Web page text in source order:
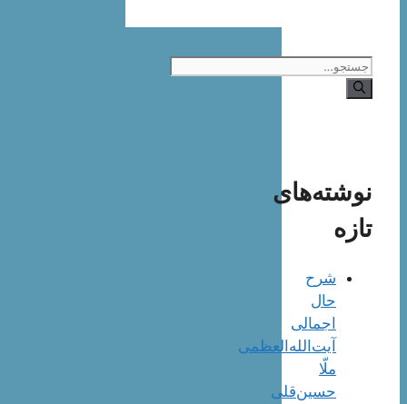
جستجوی
نوشته‌های
تازه
شرح
حال
اجمالی
آیت‌الله‌العظمی
ملّا
حسین‌قلی